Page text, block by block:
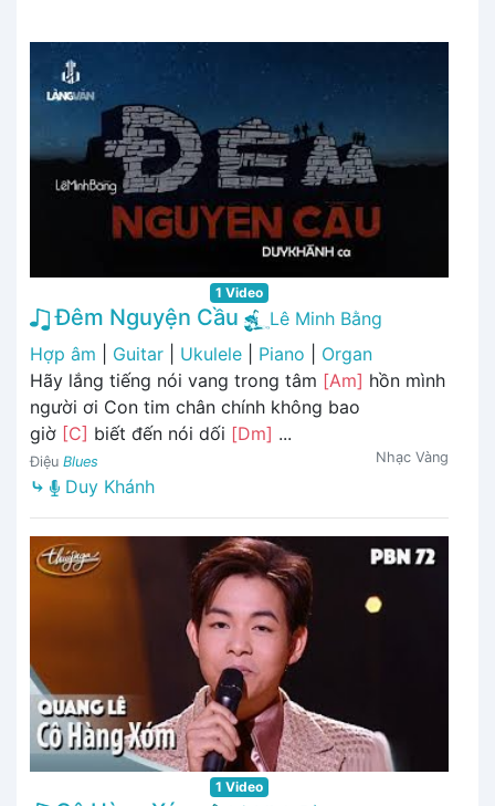
1 Video
Đêm Nguyện Cầu
Lê Minh Bằng
Hợp âm
Guitar Ukulele Piano
Organ
Hãy lắng tiếng nói vang trong tâm [Am] hồn mình
người ơi Con tim chân chính không bao
giờ [C] biết đến nói dối [Dm] ...
Điệu Blues Nhạc Vàng
⤷ Duy Khánh
1 Video